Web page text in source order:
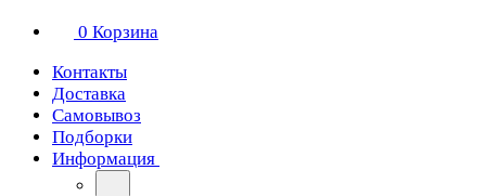
0 Корзина
Контакты
Доставка
Самовывоз
Подборки
Информация